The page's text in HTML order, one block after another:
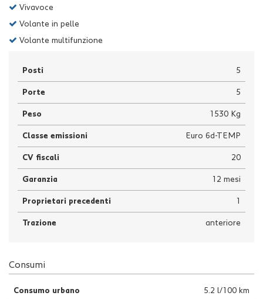
Vivavoce
Volante in pelle
Volante multifunzione
Posti 5
Porte 5
Peso 1530 Kg
Classe emissioni Euro 6d-TEMP
CV fiscali 20
Garanzia 12 mesi
Proprietari precedenti
Trazione anteriore
Consumi
Consumo urbano 5.2 l/100 km